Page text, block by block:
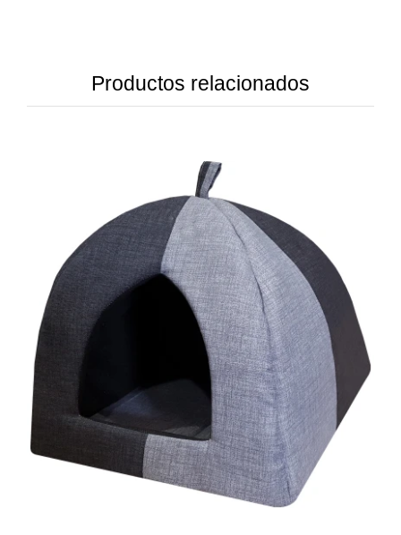
Productos relacionados
DETAILS